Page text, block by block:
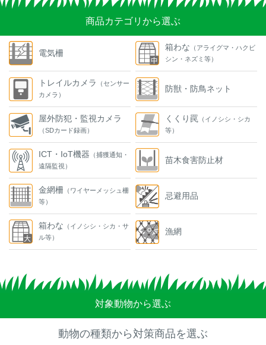
商品カテゴリから選ぶ
電気柵
トレイルカメラ
（センサー
カメラ）
屋外防犯・監視カメラ
（SDカード録画）
ICT・IoT機器 （捕獲通知・
遠隔監視）
金網柵 （ワイヤーメッシュ柵
等）
箱わな （イノシシ・シカ・サ
ル等）
箱わな （アライグマ・ハクビ
シン・ネズミ等）
防獣・防鳥ネット
くくり罠 （イノシシ・シカ
等）
苗木食害防止材
忌避用品
漁網
対象動物から選ぶ
動物の種類から対策商品を選ぶ